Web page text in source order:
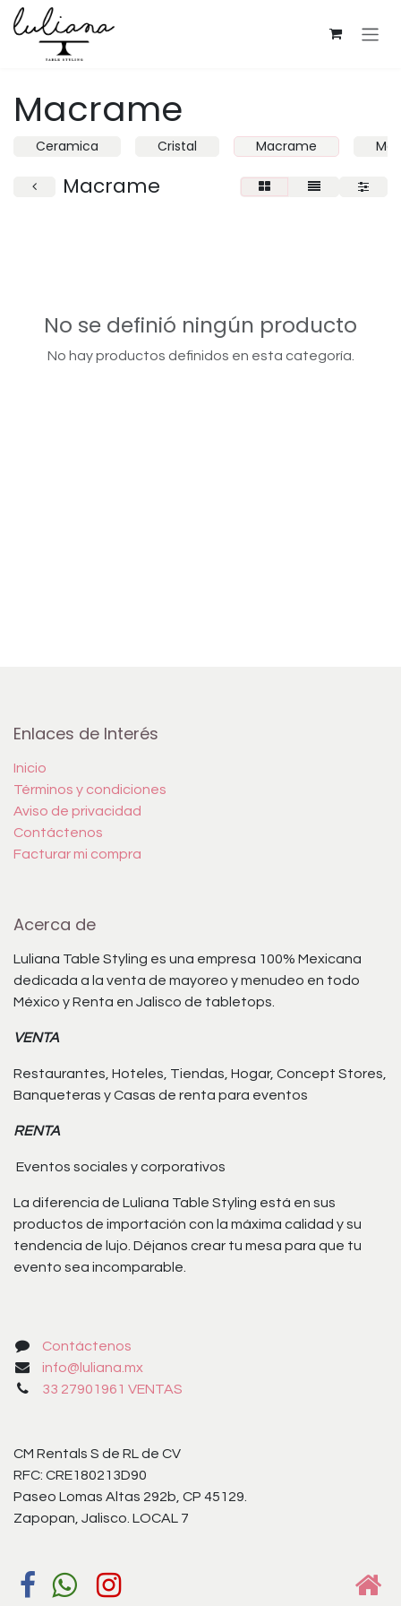
Ir al contenido
Macrame
Ceramica Cristal Macrame
Macrame
No se definió ningún producto
No hay productos definidos en esta categoría.
Enlaces de Interés
Inicio
Términos y condiciones
Aviso de privacidad
Contáctenos
Facturar mi compra
Acerca de
Luliana Table Styling es una empresa 100% Mexicana
dedicada a la venta de mayoreo y menudeo en todo
México y Renta en Jalisco de tabletops.
VENTA
Restaurantes, Hoteles, Tiendas, Hogar, Concept Stores,
Banqueteras y Casas de renta para eventos
RENTA
Eventos sociales y corporativos
La diferencia de Luliana Table Styling está en sus
productos de importación con la máxima calidad y su
tendencia de lujo. Déjanos crear tu mesa para que tu
evento sea incomparable.
Contáctenos
info@luliana.mx
33 27901961 VENTAS
CM Rentals S de RL de CV
RFC: CRE180213D90
Paseo Lomas Altas 292b, CP 45129.
Zapopan, Jalisco. LOCAL 7